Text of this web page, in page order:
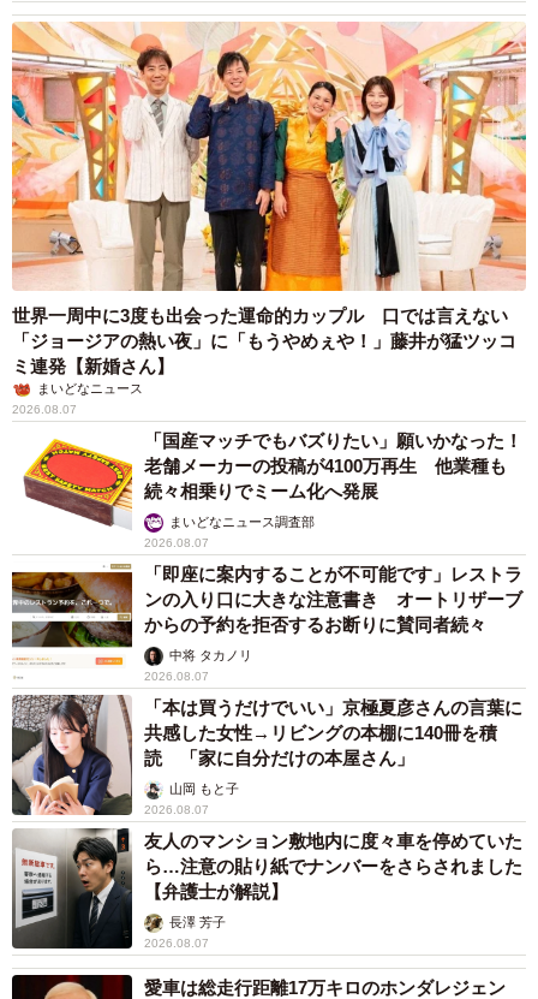
からそのお家に行く運命だったんだと思います』って言っ
ていただけて…。とても嬉しかったです」
8/23
窓辺に並んだ爪研ぎボウル。一番手前で飼い主さんを見つめるれんれん
くん（画像提供：キジあにゃさん）
飼い主さんがれんれんくんに伝えたい言葉は、毎日変わり
ません。
「『うちに来てくれてありがとうね。うちでよかった？ な
にか言いたいことはある？ ずっとずっと一緒にいようね』
って。甘え上手で人たらしで…メロメロです。かわいくて
たまりません」
世界一周中に3度も出会った運命的カップル 口では言えない
「ジョージアの熱い夜」に「もうやめぇや！」藤井が猛ツッコ
ミ連発【新婚さん】
まいどなニュース
2026.08.07
「国産マッチでもバズりたい」願いかなった！
老舗メーカーの投稿が4100万再生 他業種も
続々相乗りでミーム化へ発展
まいどなニュース調査部
2026.08.07
「即座に案内することが不可能です」レストラ
ンの入り口に大きな注意書き オートリザーブ
からの予約を拒否するお断りに賛同者続々
中将 タカノリ
2026.08.07
「本は買うだけでいい」京極夏彦さんの言葉に
共感した女性→リビングの本棚に140冊を積
読 「家に自分だけの本屋さん」
山岡 もと子
2026.08.07
友人のマンション敷地内に度々車を停めていた
ら…注意の貼り紙でナンバーをさらされました
【弁護士が解説】
長澤 芳子
2026.08.07
愛車は総走行距離17万キロのホンダレジェン